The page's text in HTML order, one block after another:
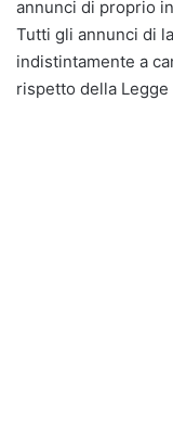
annunci di proprio
Tutti gli annunci di
indistintamente a
rispetto della Legge